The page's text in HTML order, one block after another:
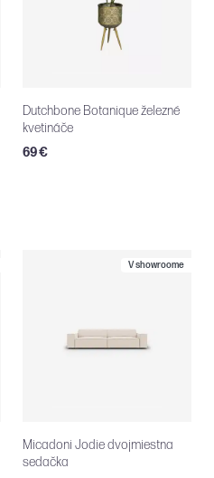
Dutchbone Botanique železné
kvetináče
69 €
V showroome
Micadoni Jodie dvojmiestna
sedačka